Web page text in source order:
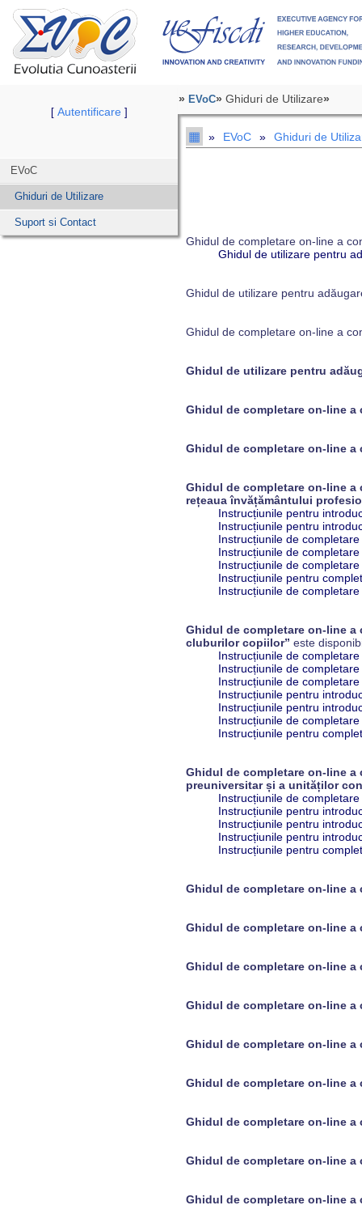
[ Autentificare]
EVoC
Ghiduri de Utilizare
Suport si Contact
» EVoC» Ghiduri de Utilizare»
▦ » EVoC » Ghiduri de
Ghidul de completare on-line a
Ghidul de utilizare pentru
Ghidul de utilizare pentru
Ghidul de completare on-line a
Ghidul de utilizare pentru
Ghidul de completare on-line a
Ghidul de completare on-line a
Ghidul de completare on-line
rețeaua învățământului
Instrucțiunile pentru
Instrucțiunile pentru
Instrucțiunile de completare
Instrucțiunile de completare
Instrucțiunile de completare
Instrucțiunile pentru
Instrucțiunile de completare
Ghidul de completare on-line
cluburilor copiilor” este
Instrucțiunile de completare
Instrucțiunile de completare
Instrucțiunile de completare
Instrucțiunile pentru
Instrucțiunile pentru
Instrucțiunile de completare
Instrucțiunile pentru
Ghidul de completare on-line
preuniversitar și a unităților
Instrucțiunile de completare
Instrucțiunile pentru
Instrucțiunile pentru
Instrucțiunile pentru
Instrucțiunile pentru
Ghidul de completare on-line a
Ghidul de completare on-line a
Ghidul de completare on-line a
Ghidul de completare on-line a
Ghidul de completare on-line a
Ghidul de completare on-line a
Ghidul de completare on-line a
Ghidul de completare on-line a
Ghidul de completare on-line a